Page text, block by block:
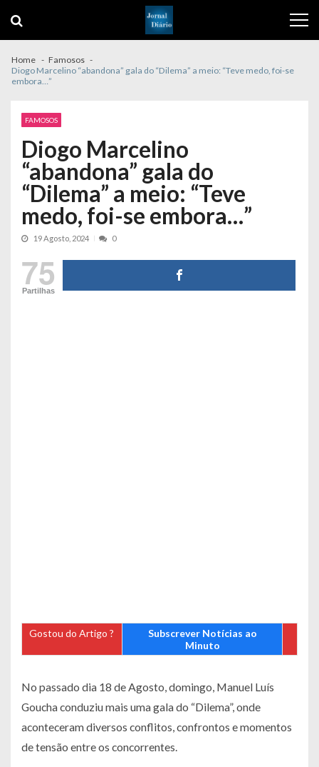
navigation
content
Home
Famosos
Diogo Marcelino “abandona” gala do “Dilema” a meio: “Teve medo, foi-se
embora…”
FAMOSOS
Diogo Marcelino
“abandona” gala do
“Dilema” a meio: “Teve
medo, foi-se embora…”
19 Agosto, 2024 0
75
Partilhas
Gostou do Artigo ?
Subscrever Notícias ao
Minuto
No passado dia 18 de Agosto, domingo, Manuel Luís
Goucha conduziu mais uma gala do “Dilema”, onde
aconteceram diversos conflitos, confrontos e momentos
de tensão entre os concorrentes.